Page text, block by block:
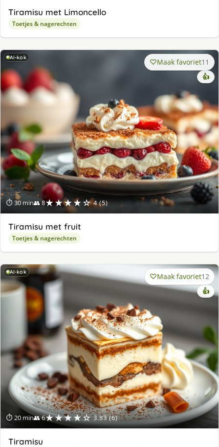
Tiramisu met Limoncello
Toetjes & nagerechten
AI-kok
⏱ 30 min👥 8★★★★☆ 4 (5)
Maak favoriet11
👍
Tiramisu met fruit
Toetjes & nagerechten
AI-kok
⏱ 20 min👥 6★★★★☆ 3.83 (6)
Maak favoriet12
👍
Tiramisu